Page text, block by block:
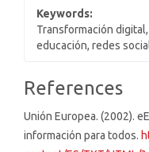
Keywords:
Transformación
educación, redes
Article
Details
References
Unión Europea. (2002).
información para todos.